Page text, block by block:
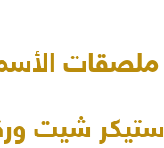
ملصقات
ستيكر شيت